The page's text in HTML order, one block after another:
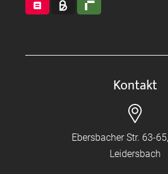
Kontakt
Ebersbacher Str. 63-
Leidersbach